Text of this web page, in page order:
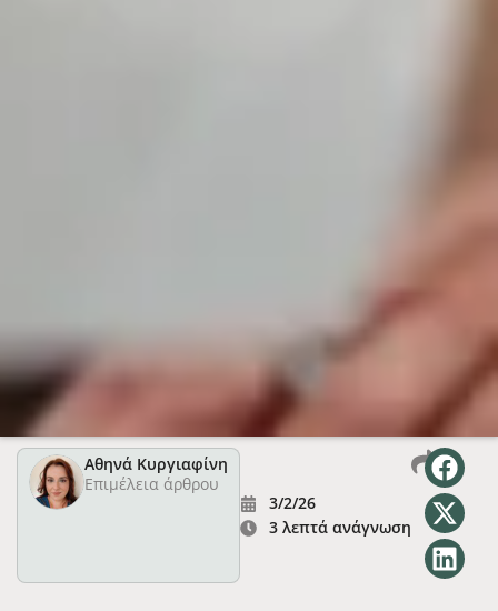
Αθηνά Κυργιαφίνη
Επιμέλεια άρθρου
3/2/26
3 λεπτά ανάγνωση